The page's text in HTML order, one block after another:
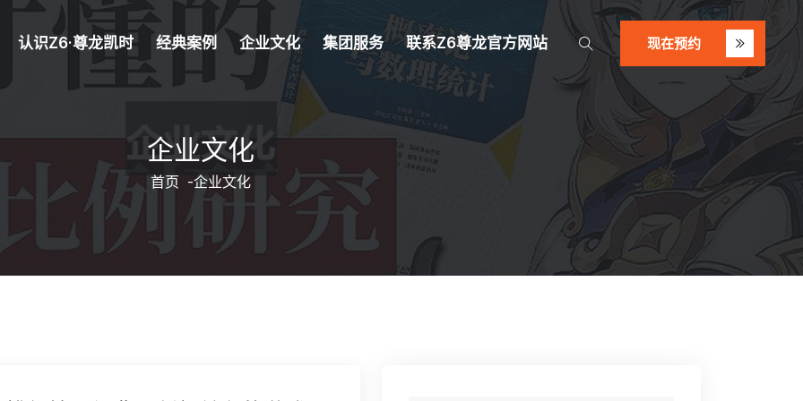
认识Z6·尊龙凯时 经典案例 企业文化 集团服务 联系z6尊龙官方网站 现在预约
企业文化
首页 -企业文化